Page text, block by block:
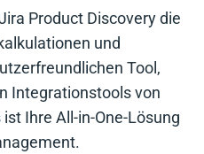
Product Discovery die
und
Tool,
Integrationstools von
Ihre All-in-One-Lösung